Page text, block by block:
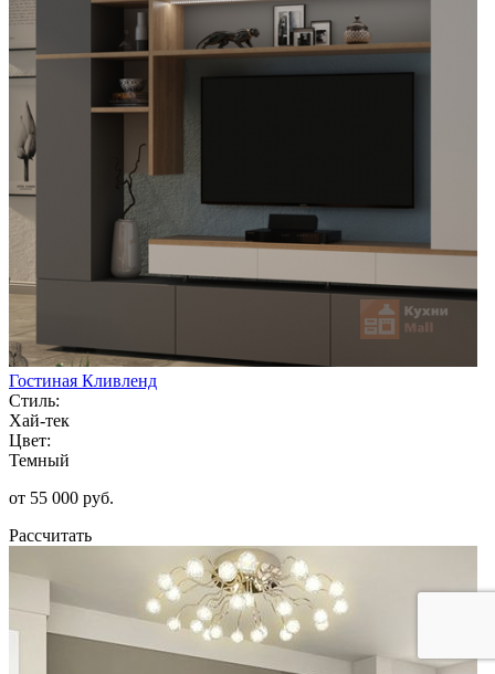
Гостиная Кливленд
Стиль:
Хай-тек
Цвет:
Темный
от 55 000 руб.
Рассчитать